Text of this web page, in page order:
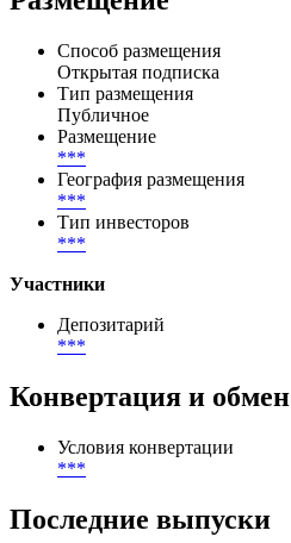
Способ размещения
Открытая подписка
Тип размещения
Публичное
Размещение
***
География размещения
***
Тип инвесторов
***
Участники
Депозитарий
***
Конвертация и обмен
Условия конвертации
***
Последние выпуски